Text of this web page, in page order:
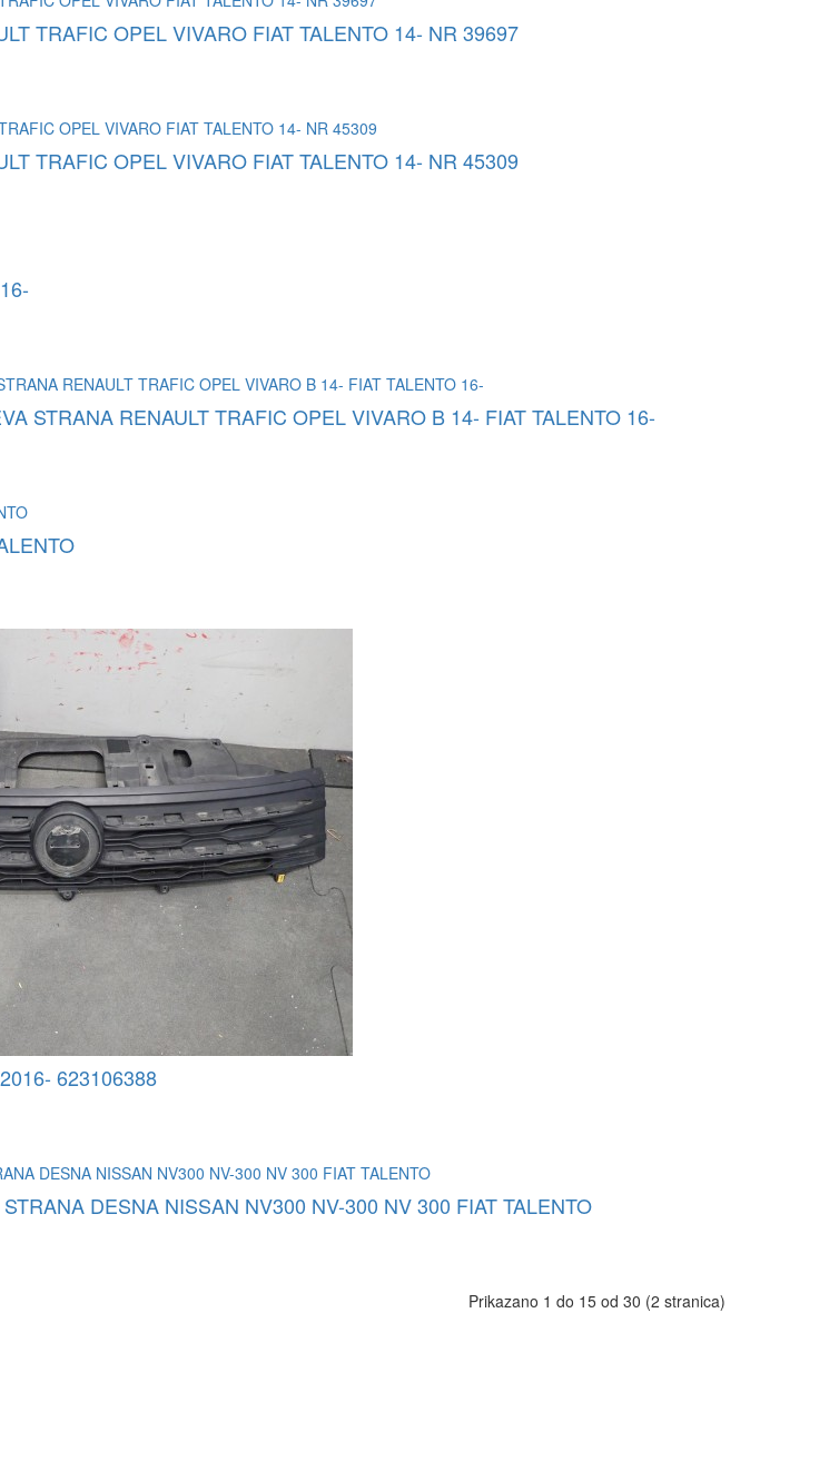
TRAFIC OPEL VIVARO FIAT TALENTO 14- NR 39697
TRAFIC OPEL VIVARO FIAT TALENTO 14- NR 45309
STRANA RENAULT TRAFIC OPEL VIVARO B 14- FIAT TALENTO 16-
623106388
DESNA NISSAN NV300 NV-300 NV 300 FIAT TALENTO
Prikazano 1 do 15 od 30 (2 stranica)